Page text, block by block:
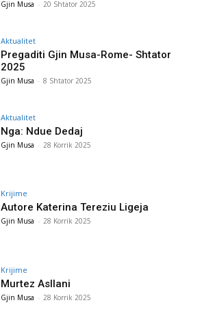
Gjin Musa - 20 Shtator 2025
Aktualitet
Pregaditi Gjin Musa-Rome- Shtator
2025
Gjin Musa - 8 Shtator 2025
Aktualitet
Nga: Ndue Dedaj
Gjin Musa - 28 Korrik 2025
Krijime
Autore Katerina Tereziu Ligeja
Gjin Musa - 28 Korrik 2025
Krijime
Murtez Asllani
Gjin Musa - 28 Korrik 2025